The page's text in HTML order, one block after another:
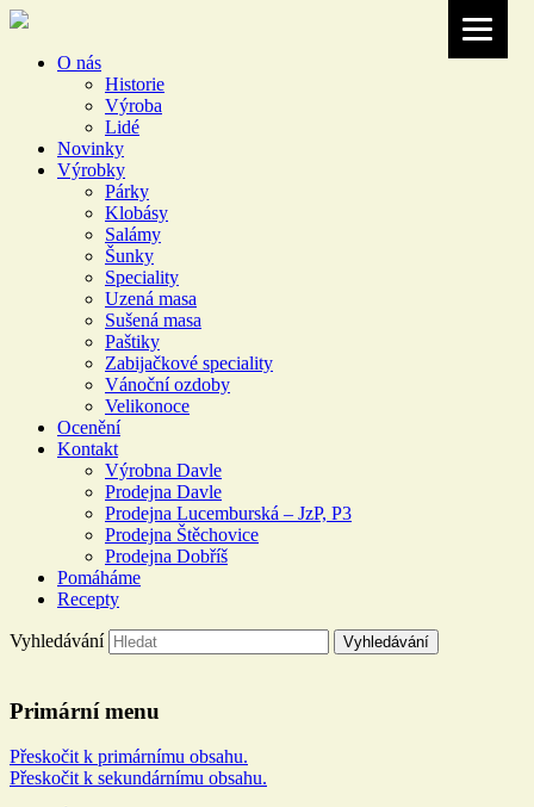
O nás
Historie
Výroba
Lidé
Novinky
Výrobky
Párky
Klobásy
Salámy
Šunky
Speciality
Uzená masa
Sušená masa
Paštiky
Zabijačkové speciality
Vánoční ozdoby
Velikonoce
Ocenění
Kontakt
Výrobna Davle
Prodejna Davle
Prodejna Lucemburská – JzP, P3
Prodejna Štěchovice
Prodejna Dobříš
Pomáháme
Recepty
DOLEJŠÍCH
Více než 100 let rodinné tradice
Vyhledávání
Primární menu
Přeskočit k primárnímu obsahu.
Přeskočit k sekundárnímu obsahu.